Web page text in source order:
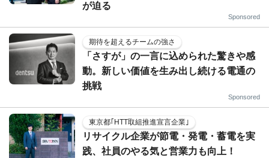
が迫る
Sponsored
期待を超えるチームの強さ
「さすが」の一言に込められた驚きや感
動。新しい価値を生み出し続ける電通の
挑戦
Sponsored
東京都｢HTT取組推進宣言企業｣
リサイクル企業が節電・発電・蓄電を実
践、社員のやる気と営業力も向上！